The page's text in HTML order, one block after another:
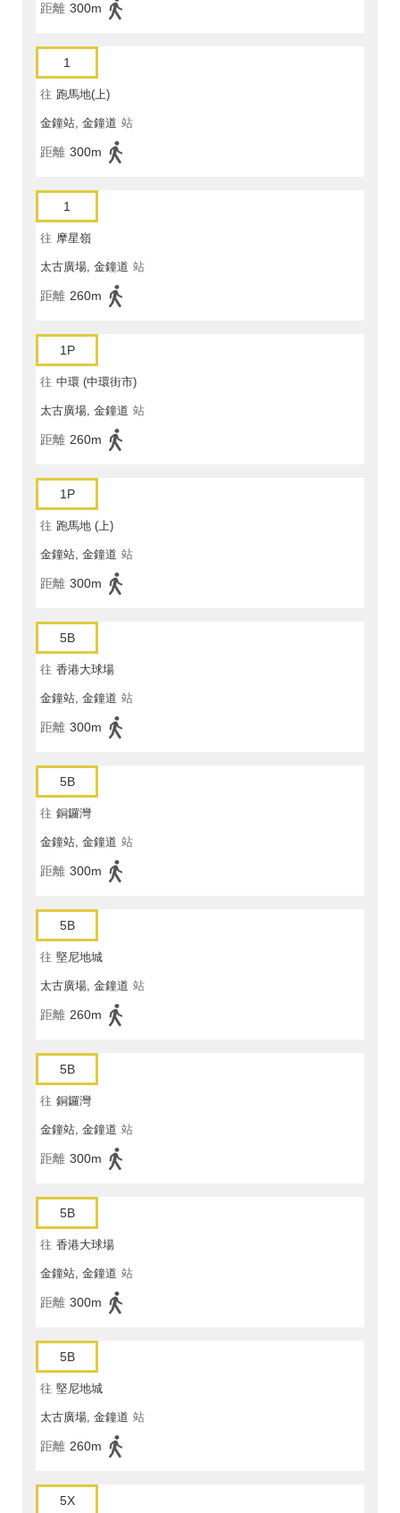
距離 300m
1
往 跑馬地(上)
金鐘站, 金鐘道 站
距離 300m
1
往 摩星嶺
太古廣場, 金鐘道 站
距離 260m
1P
往 中環 (中環街市)
太古廣場, 金鐘道 站
距離 260m
1P
往 跑馬地 (上)
金鐘站, 金鐘道 站
距離 300m
5B
往 香港大球場
金鐘站, 金鐘道 站
距離 300m
5B
往 銅鑼灣
金鐘站, 金鐘道 站
距離 300m
5B
往 堅尼地城
太古廣場, 金鐘道 站
距離 260m
5B
往 銅鑼灣
金鐘站, 金鐘道 站
距離 300m
5B
往 香港大球場
金鐘站, 金鐘道 站
距離 300m
5B
往 堅尼地城
太古廣場, 金鐘道 站
距離 260m
5X